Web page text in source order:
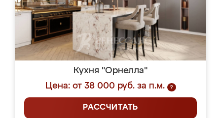
Кухня "Орнелла"
Цена: от 38 000 руб. за п.м.
?
РАССЧИТАТЬ